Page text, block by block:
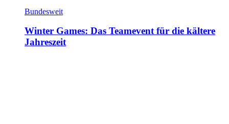
Bundesweit
Winter Games: Das Teamevent für die kältere
Jahreszeit